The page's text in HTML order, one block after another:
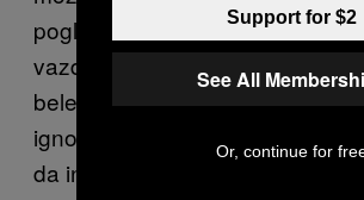
pogledati. U velikoj meri mi
vazdušnih napada i civilnih
beležimo stvari. Čak i ako
ignorisale naše izveštaje, ne
da informacije o tome nisu
Support for $2
See All
Or, continue for